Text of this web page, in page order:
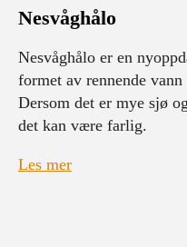
Nesvåghålo
Nesvåghålo er en
formet av rennende
Dersom det er mye sjø
det kan være farlig.
Les mer